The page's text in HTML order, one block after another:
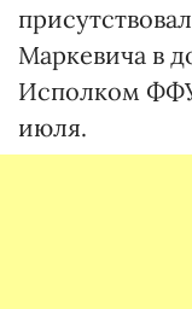
Маркевича в
Исполком
июля.